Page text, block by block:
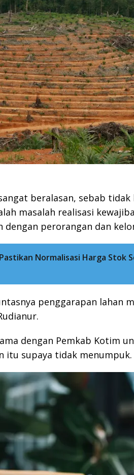
beralasan, sebab tidak
masalah realisasi
dengan perorangan dan
Normalisasi Harga Stok
penggarapan lahan
dengan Pemkab Kotim
itu supaya tidak menumpuk.